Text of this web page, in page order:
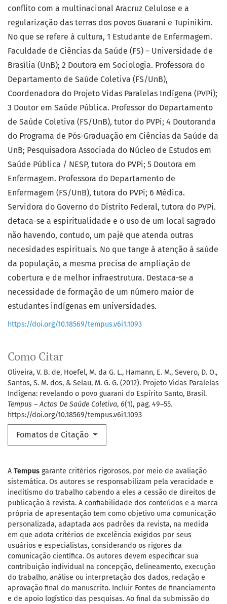
Como Citar
Oliveira, V. B. de, Hoefel, M. da G. L., Hamann, E. M., Severo, D. O.,
Santos, S. M. dos, & Selau, M. G. G. (2012). Projeto Vidas Paralelas
Indígena: revelando o povo guarani do Espírito Santo, Brasil.
Tempus – Actas De Saúde Coletiva, 6(1), pag. 49–55.
https://doi.org/10.18569/tempus.v6i1.1093
Fomatos de Citação
conflito com a multinacional Aracruz Celulose e a
regularização das terras dos povos Guarani e Tupinikim.
No que se refere à cultura, 1 Estudante de Enfermagem.
Faculdade de Ciências da Saúde (FS) – Universidade de
Brasília (UnB); 2 Doutora em Sociologia. Professora do
Departamento de Saúde Coletiva (FS/UnB),
Coordenadora do Projeto Vidas Paralelas Indígena (PVPi);
3 Doutor em Saúde Pública. Professor do Departamento
de Saúde Coletiva (FS/UnB), tutor do PVPi; 4 Doutoranda
do Programa de Pós-Graduação em Ciências da Saúde da
UnB; Pesquisadora Associada do Núcleo de Estudos em
Saúde Pública / NESP, tutora do PVPi; 5 Doutora em
Enfermagem. Professora do Departamento de
Enfermagem (FS/UnB), tutora do PVPi; 6 Médica.
Servidora do Governo do Distrito Federal, tutora do PVPi.
detaca-se a espiritualidade e o uso de um local sagrado
não havendo, contudo, um pajé que atenda outras
necesidades espirituais. No que tange à atenção à saúde
da população, a mesma precisa de ampliação de
cobertura e de melhor infraestrutura. Destaca-se a
necessidade de formação de um número maior de
estudantes indígenas em universidades.
https://doi.org/10.18569/tempus.v6i1.1093
A Tempus garante critérios rigorosos, por meio de avaliação
sistemática. Os autores se responsabilizam pela veracidade e
ineditismo do trabalho cabendo a eles a cessão de direitos de
publicação à revista. A confiabilidade dos conteúdos e a marca
própria de apresentação tem como objetivo uma comunicação
personalizada, adaptada aos padrões da revista, na medida
em que adota critérios de excelência exigidos por seus
usuários e especialistas, considerando os rigores da
comunicação científica. Os autores devem especificar sua
contribuição individual na concepção, delineamento, execução
do trabalho, análise ou interpretação dos dados, redação e
aprovação final do manuscrito. Incluir Fontes de financiamento
e de apoio logístico das pesquisas. Ao final da submissão do